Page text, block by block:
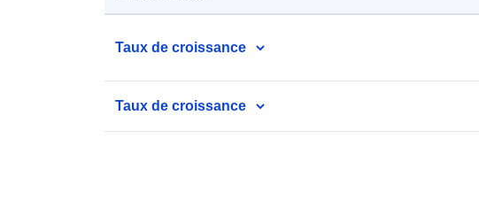
Taux de croissance
Taux de croissance